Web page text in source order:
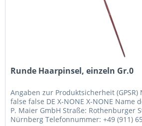
Runde Haarpinsel, einzeln Gr.0
Angaben zur Produktsicherheit (GPSR)
false false DE X-NONE X-NONE Name
P. Maier GmbH Straße: Rothenburger
Nürnberg Telefonnummer: +49 (911)